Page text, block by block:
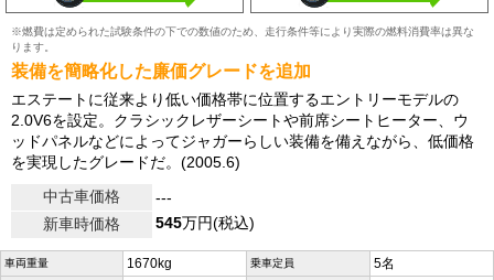
※燃費は定められた試験条件の下での数値のため、走行条件等により実際の燃料消費率は異な
ります。
装備を簡略化した廉価グレードを追加
エステートに従来より低い価格帯に位置するエントリーモデルの
2.0V6を設定。クラシックレザーシートや前席シートヒーター、ウ
ッドパネルなどによってジャガーらしい装備を備えながら、低価格
を実現したグレードだ。(2005.6)
中古車価格
---
新車時価格
545万円(税込)
車両重量 1670kg 乗車定員 5名